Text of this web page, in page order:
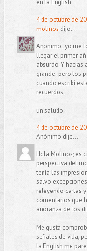
en la English
4 de octubre de
molinos dijo...
Anónimo..yo me
llegar el primer
absurdo. Y
grande..pero los
cuando escribí
recuerdos.
un saludo
4 de octubre de
Anónimo dijo...
Hola Molinos; es
perspectiva del
tenía las
salvo
releyendo cartas
comentarios que
añoranza de los
Me gusta
señales de vida,
la English me